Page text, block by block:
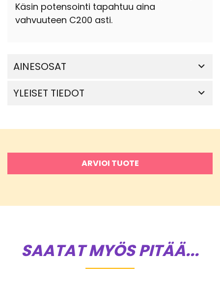
Käsin potensointi tapahtuu aina
vahvuuteen C200 asti.
AINESOSAT
YLEISET TIEDOT
ARVIOI TUOTE
SAATAT MYÖS PITÄÄ...